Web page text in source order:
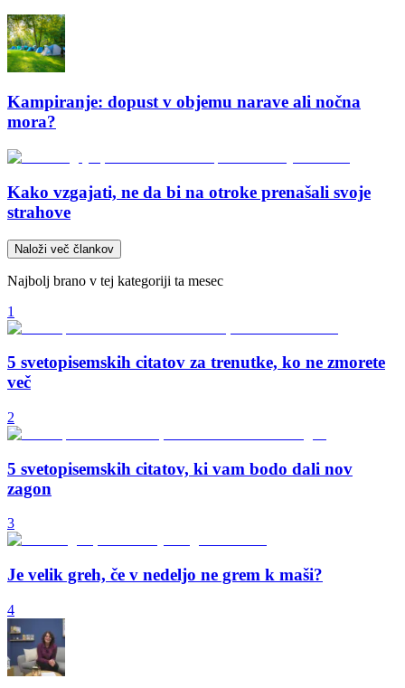
Kampiranje: dopust v objemu narave ali nočna
mora?
Kako vzgajati, ne da bi na otroke prenašali svoje
strahove
Naloži več člankov
Najbolj brano v tej kategoriji ta mesec
1
5 svetopisemskih citatov za trenutke, ko ne zmorete
več
2
5 svetopisemskih citatov, ki vam bodo dali nov
zagon
3
Je velik greh, če v nedeljo ne grem k maši?
4